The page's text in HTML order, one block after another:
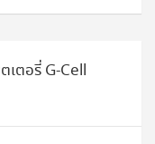
เตอรี่ G-Cell